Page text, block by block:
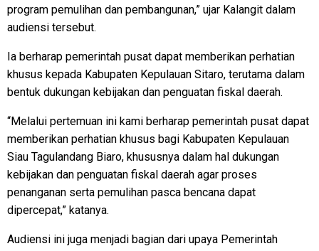
program pemulihan dan pembangunan,” ujar Kalangit dalam
audiensi tersebut.
Ia berharap pemerintah pusat dapat memberikan perhatian
khusus kepada Kabupaten Kepulauan Sitaro, terutama dalam
bentuk dukungan kebijakan dan penguatan fiskal daerah.
“Melalui pertemuan ini kami berharap pemerintah pusat dapat
memberikan perhatian khusus bagi Kabupaten Kepulauan
Siau Tagulandang Biaro, khususnya dalam hal dukungan
kebijakan dan penguatan fiskal daerah agar proses
penanganan serta pemulihan pasca bencana dapat
dipercepat,” katanya.
Audiensi ini juga menjadi bagian dari upaya Pemerintah